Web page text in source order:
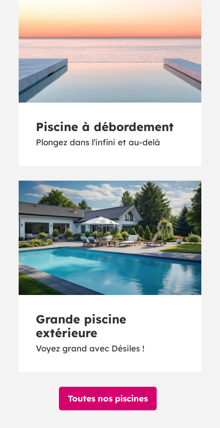
Piscine à débordement
Plongez dans l'infini et au-delà
Grande piscine
extérieure
Voyez grand avec Désiles !
Toutes nos piscines